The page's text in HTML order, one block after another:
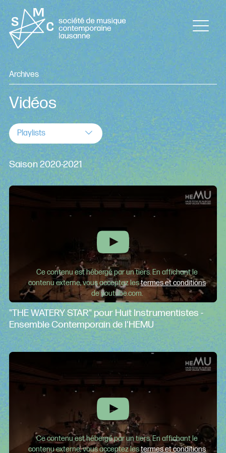
Archives
Vidéos
Playlists
Saison 2020-2021
Ce contenu est hébergé par un tiers. En affichant le
contenu externe, vous acceptez lestermes et conditions
de youtube.com.
"THE WATERY STAR" pour Huit Instrumentistes -
Ensemble Contemporain de l'HEMU
Ce contenu est hébergé par un tiers. En affichant le
contenu externe, vous acceptez lestermes et conditions